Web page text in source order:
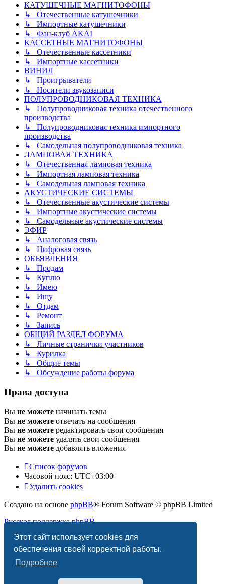
Этот сайт использует cookies для
обеспечения своей корректной работы.
Подробнее
КАТУШЕЧНЫЕ МАГНИТОФОНЫ
↳ Отечественные катушечники
↳ Импортные катушечники
↳ Фан-клуб AKAI
КАССЕТНЫЕ МАГНИТОФОНЫ
↳ Отечественные кассетники
↳ Импортные кассетники
ВИНИЛ
↳ Проигрыватели
↳ Носители звукозаписи
ПОЛУПРОВОДНИКОВАЯ ТЕХНИКА
↳ Полупроводниковая техника отечественного
производства
↳ Полупроводниковая техника импортного
производства
↳ Самодельная полупроводниковая техника
ЛАМПОВАЯ ТЕХНИКА
↳ Отечественная ламповая техника
↳ Импортная ламповая техника
↳ Самодельная ламповая техника
АКУСТИЧЕСКИЕ СИСТЕМЫ
↳ Отечественные акустические системы
↳ Импортные акустические системы
↳ Самодельные акустические системы
ЭФИР
↳ Аналоговая связь
↳ Цифровая связь
ОБЪЯВЛЕНИЯ
↳ Продам
↳ Куплю
↳ Имею
↳ Ищу
↳ Отдам
↳ Ремонт
↳ Запись
ОБЩИЙ РАЗДЕЛ ФОРУМА
↳ Личные странички участников
↳ Курилка
↳ Общие темы
↳ Обсуждение работы форума
Права доступа
Вы не можете начинать темы
Вы не можете отвечать на сообщения
Вы не можете редактировать свои сообщения
Вы не можете удалять свои сообщения
Вы не можете добавлять вложения
Список форумов
Часовой пояс: UTC+03:00
Удалить cookies
Создано на основе phpBB® Forum Software © phpBB Limited
Русская поддержка phpBB
Конфиденциальность |Правила